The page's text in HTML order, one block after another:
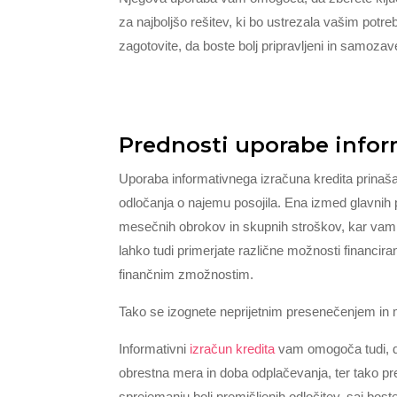
za najboljšo rešitev, ki bo ustrezala vašim
zagotovite, da boste bolj pripravljeni in
Prednosti uporabe
Uporaba informativnega izračuna kredita
odločanja o najemu posojila. Ena izmed
mesečnih obrokov in skupnih stroškov, kar
lahko tudi primerjate različne možnosti
finančnim zmožnostim.
Tako se izognete neprijetnim presenečenjem
Informativni izračun kredita vam omogoča tudi,
obrestna mera in doba odplačevanja, ter tako